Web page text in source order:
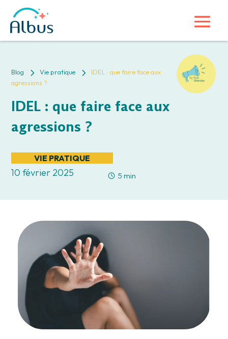
Blog 5 Vie pratique 5
IDEL : que faire face aux
agressions ?
IDEL : que faire face aux
agressions ?
VIE PRATIQUE
10 février 2025 5 min